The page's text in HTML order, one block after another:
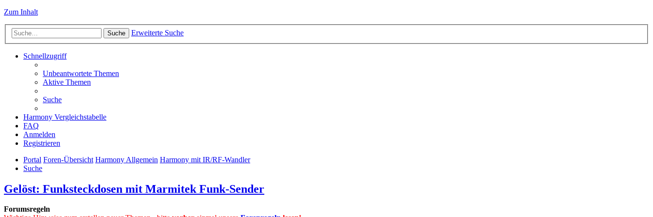
Zum Inhalt
Suche Erweiterte Suche
Schnellzugriff
Unbeantwortete Themen
Aktive Themen
Suche
Harmony Vergleichstabelle
FAQ
Anmelden
Registrieren
Portal Foren-Übersicht Harmony Allgemein Harmony mit IR/RF-Wandler
Suche
Gelöst: Funksteckdosen mit Marmitek Funk-Sender
Forumsregeln